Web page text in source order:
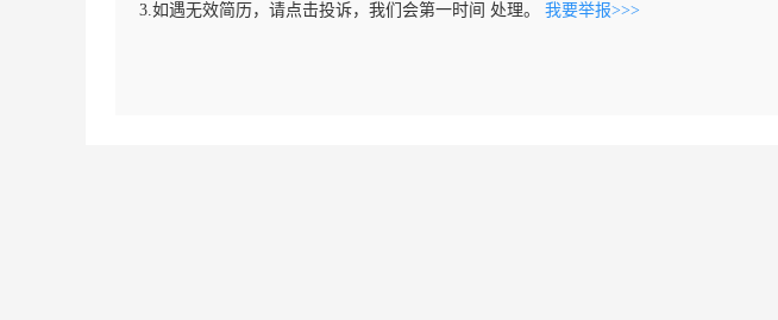
3.如遇无效简历，请点击投诉，我们会第一时间 处理。 我要举报>>>